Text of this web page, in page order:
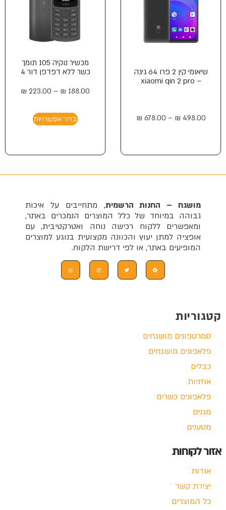
שיאומי קין 2 פרו 64 גיגה
– xiaomi qin 2 pro
₪ 498.00
–
₪ 678.00
מכשיר נוקיה 105 תומך
כשר ללא דפדפן דור 4
₪ 188.00
–
₪ 223.00
בחר אפשרויות
מושגח – החנות הרשמית, מתחייבים על איכות
גבוהה במיוחד של כלל המוצרים הנמכרים באתר,
ומאפשרים ללקוח רכישה נוחה ואטרקטיבית, עם
אופציה למתן יעוץ והכוונה מקצועית בנוגע למוצרים
המופיעים באתר, או לפי דרישת הלקוח.
קטגוריות
סמרטפונים מושגחים
פלאפונים מושגחים
כבלים
אוזניות
פלאפונים כשרים
מגנים
מטענים
אזור לקוחות
אודות
יצירת קשר
כל המוצרים